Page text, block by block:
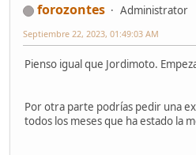
forozontes
Administrator
Septiembre 22, 2023, 01:49:03 AM
Pienso igual que Jordimoto.
Por otra parte podrías pedir una
todos los meses que ha estado la